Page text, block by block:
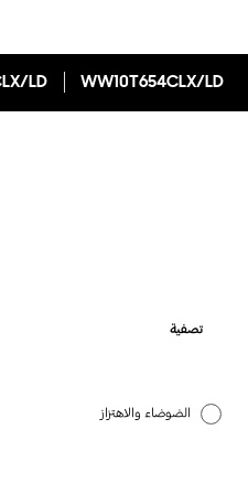
WW10T654CLX/LD
LD
تصفية
الضوضاء والاهتزاز